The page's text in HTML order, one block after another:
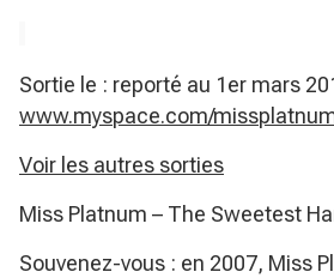
Sortie le : reporté au 1er mars
www.myspace.com/
Voir les autres sorties
Miss Platnum – The Sweetest
Souvenez-vous : en 2007, Miss